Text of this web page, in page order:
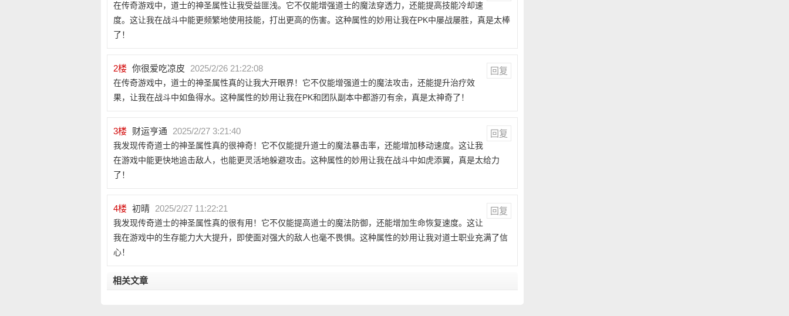
在传奇游戏中，道士的神圣属性让我受益匪浅。它不仅能增强道士的魔法穿透力，还能提高技能冷却速
度。这让我在战斗中能更频繁地使用技能，打出更高的伤害。这种属性的妙用让我在PK中屡战屡胜，真是太棒
了！
2楼 你很爱吃凉皮 2025/2/26 21:22:08 回复
在传奇游戏中，道士的神圣属性真的让我大开眼界！它不仅能增强道士的魔法攻击，还能提升治疗效
果，让我在战斗中如鱼得水。这种属性的妙用让我在PK和团队副本中都游刃有余，真是太神奇了！
3楼 财运亨通 2025/2/27 3:21:40 回复
我发现传奇道士的神圣属性真的很神奇！它不仅能提升道士的魔法暴击率，还能增加移动速度。这让我
在游戏中能更快地追击敌人，也能更灵活地躲避攻击。这种属性的妙用让我在战斗中如虎添翼，真是太给力
了！
4楼 初晴 2025/2/27 11:22:21 回复
我发现传奇道士的神圣属性真的很有用！它不仅能提高道士的魔法防御，还能增加生命恢复速度。这让
我在游戏中的生存能力大大提升，即使面对强大的敌人也毫不畏惧。这种属性的妙用让我对道士职业充满了信
心！
相关文章